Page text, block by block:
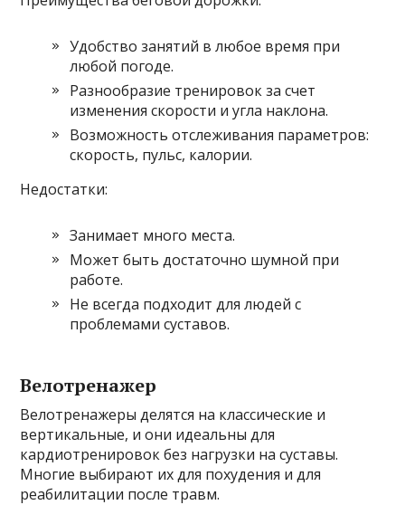
Удобство занятий в любое время при
любой погоде.
Разнообразие тренировок за счет
изменения скорости и угла наклона.
Возможность отслеживания параметров:
скорость, пульс, калории.
Недостатки:
Занимает много места.
Может быть достаточно шумной при
работе.
Не всегда подходит для людей с
проблемами суставов.
Велотренажер
Велотренажеры делятся на классические и
вертикальные, и они идеальны для
кардиотренировок без нагрузки на суставы.
Многие выбирают их для похудения и для
реабилитации после травм.